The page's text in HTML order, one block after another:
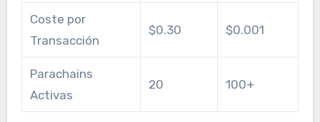
Coste por
Transacción
$0.30 $0.001
Parachains
Activas
20 100+